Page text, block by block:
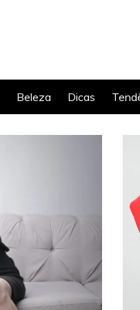
Beleza Dicas